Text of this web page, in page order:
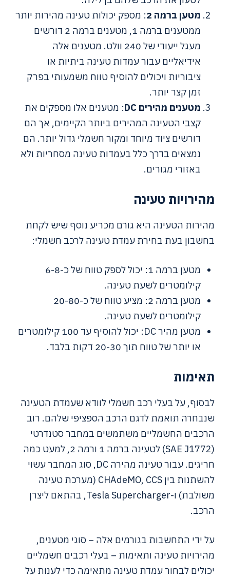
מטען ברמה 2
: מספק יכולות טעינה מהירות יותר
ממטענים ברמה 1, מטענים ברמה 2 דורשים
מעגל ייעודי של 240 וולט. מטענים אלה
אידיאליים עבור עמדות טעינה ביתיות או
ציבוריות ויכולים להוסיף טווח משמעותי בפרק
זמן קצר יותר.
מטענים מהירים DC
: מטענים אלו מספקים את
קצבי הטעינה המהירים ביותר הקיימים, אך הם
דורשים ציוד מיוחד ומקור חשמלי גדול יותר. הם
נמצאים בדרך כלל בעמדות טעינה מסחריות ולא
באזורי מגורים.
מהירויות טעינה
מהירות הטעינה היא גורם מכריע נוסף שיש לקחת
בחשבון בעת בחירת עמדת טעינה לרכב חשמלי:
מטען ברמה 1: יכול לספק טווח של כ-6-8
קילומטרים לשעת טעינה.
מטען ברמה 2: מציע טווח של כ-20-80
קילומטרים לשעת טעינה.
מטען מהיר DC: יכול להוסיף עד 100 קילומטרים
או יותר של טווח תוך 20-30 דקות בלבד.
תאימות
לבסוף, על בעלי רכב חשמלי לוודא שעמדת הטעינה
שנבחרה תואמת לדגם הרכב הספציפי שלהם. רוב
הרכבים החשמליים משתמשים במחבר סטנדרטי
(SAE J1772) לטעינה ברמה 1 ורמה 2, למעט כמה
חריגים. עבור טעינה מהירה DC, סוג המחבר עשוי
להשתנות בין CHAdeMO, CCS (מערכת טעינה
משולבת) ו-Tesla Supercharger, בהתאם ליצרן
הרכב.
על ידי התחשבות בגורמים אלה – סוגי מטענים,
מהירויות טעינה ותאימות – בעלי רכבים חשמליים
יכולים לבחור עמדת טעינה מתאימה כדי לענות על